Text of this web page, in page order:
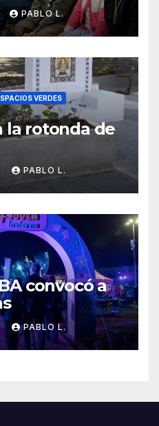
PABLO L.
VERDES
la rotonda de
PABLO L.
convocó a
PABLO L.